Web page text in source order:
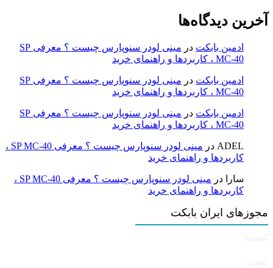
آخرین دیدگاه‌ها
ادمین بابکت در
مینی لودر سنوپارس چیست ؟ معرفی SP
MC-40 ، کاربردها و راهنمای خرید
ادمین بابکت در
مینی لودر سنوپارس چیست ؟ معرفی SP
MC-40 ، کاربردها و راهنمای خرید
ادمین بابکت در
مینی لودر سنوپارس چیست ؟ معرفی SP
MC-40 ، کاربردها و راهنمای خرید
ADEL در
مینی لودر سنوپارس چیست ؟ معرفی SP MC-40 ،
کاربردها و راهنمای خرید
سارا در
مینی لودر سنوپارس چیست ؟ معرفی SP MC-40 ،
کاربردها و راهنمای خرید
مجوزهای ایران بابکت